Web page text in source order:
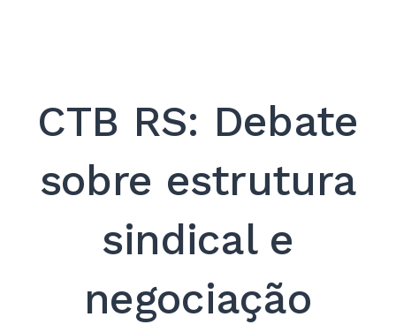
CTB RS: Debate
sobre estrutura
sindical e
negociação